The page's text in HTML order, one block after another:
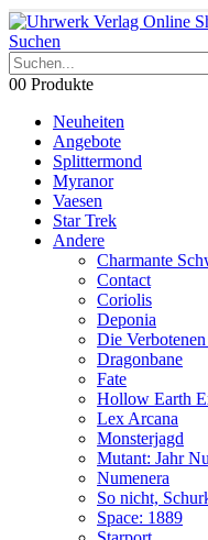
Suchen
00 Produkte
Neuheiten
Angebote
Splittermond
Myranor
Vaesen
Star Trek
Andere
Charmante
Contact
Coriolis
Deponia
Die
Dragonbane
Fate
Hollow Earth
Lex Arcana
Monsterjagd
Mutant: Jahr
Numenera
So nicht,
Space: 1889